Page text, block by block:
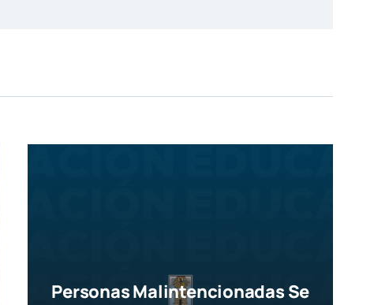
Personas Malintencionadas Se